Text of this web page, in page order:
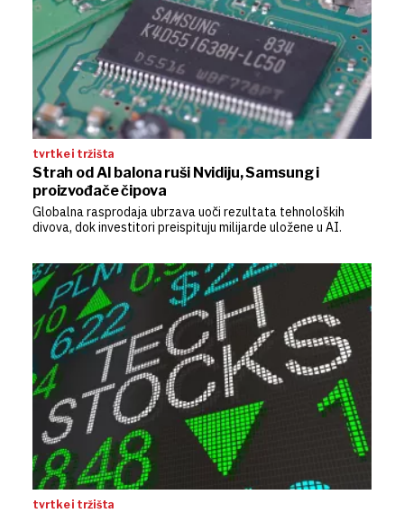
tvrtke i tržišta
Strah od AI balona ruši Nvidiju, Samsung i
proizvođače čipova
Globalna rasprodaja ubrzava uoči rezultata tehnoloških
divova, dok investitori preispituju milijarde uložene u AI.
tvrtke i tržišta